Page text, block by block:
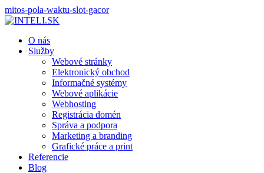
mitos-pola-waktu-slot-gacor
O nás
Služby
Webové stránky
Elektronický obchod
Informačné systémy
Webové aplikácie
Webhosting
Registrácia domén
Správa a podpora
Marketing a branding
Grafické práce a print
Referencie
Blog